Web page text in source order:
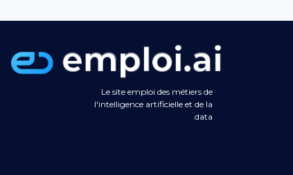
Le site emploi des métiers de
l'intelligence artificielle et de la
data